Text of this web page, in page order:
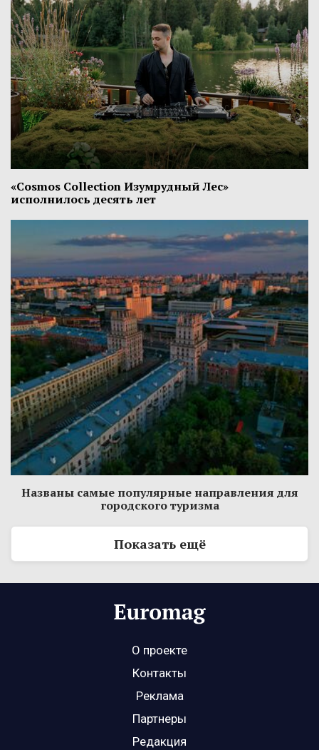
«Cosmos Collection Изумрудный Лес»
исполнилось десять лет
Названы самые популярные направления для
городского туризма
Показать ещё
О проекте
Контакты
Реклама
Партнеры
Редакция